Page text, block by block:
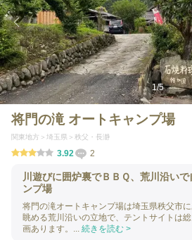
1/5
将門の滝 オートキャンプ場
関東地方 埼玉県 秩父・長瀞
3.92 2
川遊びに囲炉裏でＢＢＱ、荒川沿い
ンプ場
将門の滝オートキャンプ場は埼玉県秩父市
眺める荒川沿いの立地で、テントサイトは
画あります。... 続きを読む >